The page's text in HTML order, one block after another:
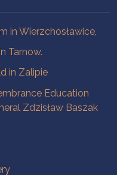
in Wierzchosławice,
Tarnow.
in Zalipie
Education
Zdzisław Baszak